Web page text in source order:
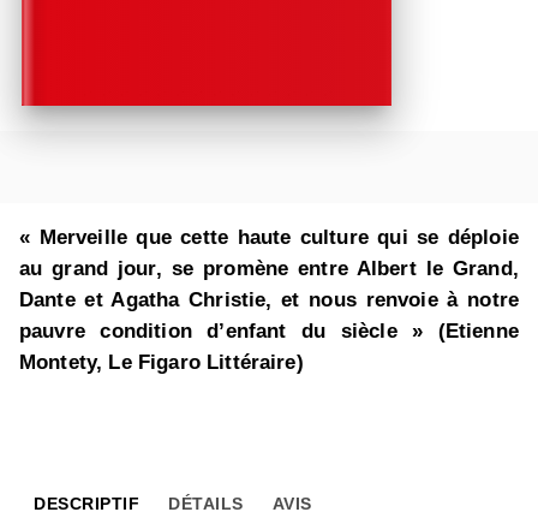
« Merveille que cette haute culture qui se déploie
au grand jour, se promène entre Albert le Grand,
Dante et Agatha Christie, et nous renvoie à notre
pauvre condition d’enfant du siècle » (Etienne
Montety, Le Figaro Littéraire)
DESCRIPTIF DÉTAILS AVIS